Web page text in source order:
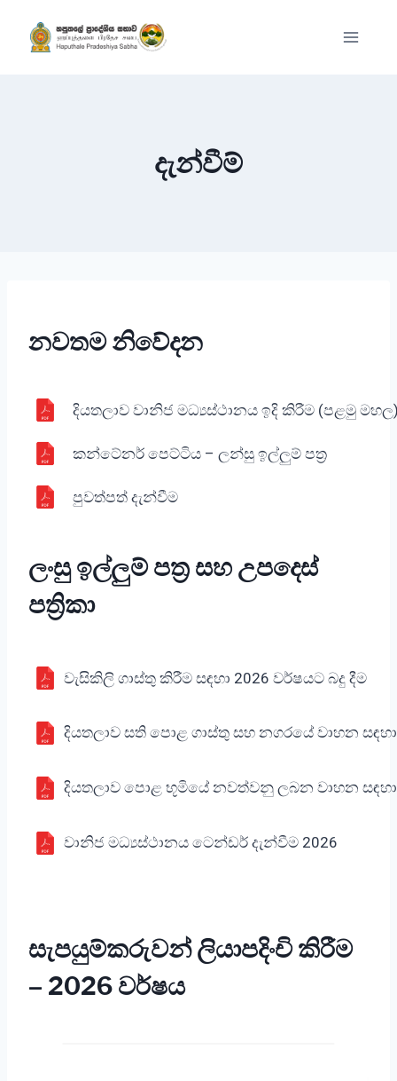
දැන්වීම්
නවතම නිවේදන
දියතලාව වානිජ මධ්‍යස්ථානය ඉදි කිරීම (පළමු
කන්ටේනර් පෙට්ටිය – ලන්සු ඉල්ලුම් පත්‍ර
පුවත්පත් දැන්වීම
ලංසු ඉල්ලුම් පත්‍ර සහ උපදෙස්
පත්‍රිකා
වැසිකිලි ගාස්තු කිරීම සඳහා 2026 වර්ෂයට බදු දීම
දියතලාව සති පොළ ගාස්තු සහ නගරයේ වාහන සඳහා
දියතලාව පොළ භූමියේ නවත්වනු ලබන වාහන සඳහා
වානිජ මධ්‍යස්ථානය ටෙන්ඩර් දැන්වීම 2026
සැපයුම්කරුවන් ලියාපදිංචි කිරීම
– 2026 වර්ෂය